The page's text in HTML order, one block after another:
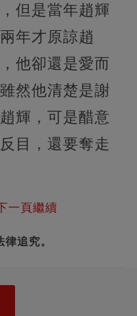
但是當年趙輝
年才原諒趙
他卻還是愛而
然他清楚是謝
輝，可是醋意
目，還要奪走
一頁繼續
追究。